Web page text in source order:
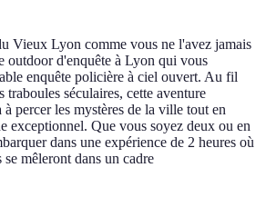
Vieux Lyon comme vous ne l'avez jamais
outdoor d'enquête à Lyon qui vous
enquête policière à ciel ouvert. Au fil
traboules séculaires, cette aventure
percer les mystères de la ville tout en
exceptionnel. Que vous soyez deux ou en
dans une expérience de 2 heures où
mêleront dans un cadre